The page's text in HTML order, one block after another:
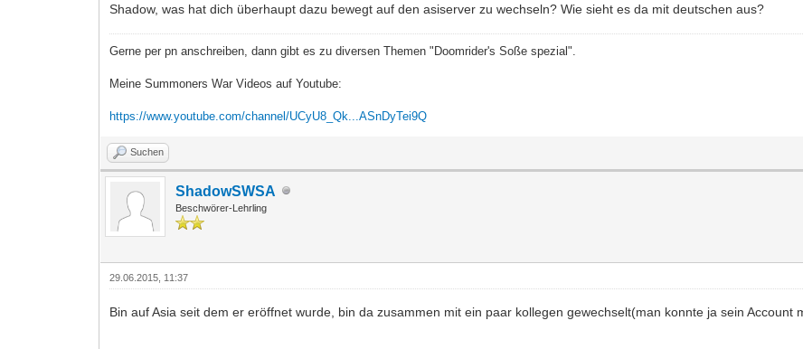
Shadow, was hat dich überhaupt dazu bewegt auf den asiserver zu wechseln? Wie sieht es da mit deutschen aus?
Gerne per pn anschreiben, dann gibt es zu diversen Themen "Doomrider's Soße spezial".
Meine Summoners War Videos auf Youtube:
https://www.youtube.com/channel/UCyU8_Qk...ASnDyTei9Q
Suchen
ShadowSWSA
Beschwörer-Lehrling
29.06.2015, 11:37
Bin auf Asia seit dem er eröffnet wurde, bin da zusammen mit ein paar kollegen gewechselt(man konnte ja sein Account